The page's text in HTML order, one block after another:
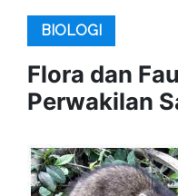
BIOLOGI
Flora dan
Perwakilan